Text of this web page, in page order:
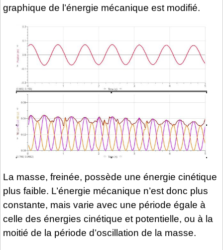
graphique de l’énergie mécanique est modifié.
La masse, freinée, possède une énergie cinétique
plus faible. L’énergie mécanique n’est donc plus
constante, mais varie avec une période égale à
celle des énergies cinétique et potentielle, ou à la
moitié de la période d’oscillation de la masse.